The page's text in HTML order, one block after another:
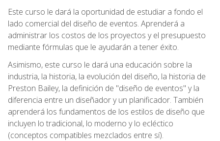
Este curso le dará la oportunidad de estudiar a fondo el
lado comercial del diseño de eventos. Aprenderá a
administrar los costos de los proyectos y el presupuesto
mediante fórmulas que le ayudarán a tener éxito.
Asimismo, este curso le dará una educación sobre la
industria, la historia, la evolución del diseño, la historia de
Preston Bailey, la definición de "diseño de eventos" y la
diferencia entre un diseñador y un planificador. También
aprenderá los fundamentos de los estilos de diseño que
incluyen lo tradicional, lo moderno y lo ecléctico
(conceptos compatibles mezclados entre sí).